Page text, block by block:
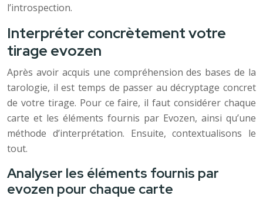
l’introspection.
Interpréter concrètement votre
tirage evozen
Après avoir acquis une compréhension des bases de la
tarologie, il est temps de passer au décryptage concret
de votre tirage. Pour ce faire, il faut considérer chaque
carte et les éléments fournis par Evozen, ainsi qu’une
méthode d’interprétation. Ensuite, contextualisons le
tout.
Analyser les éléments fournis par
evozen pour chaque carte